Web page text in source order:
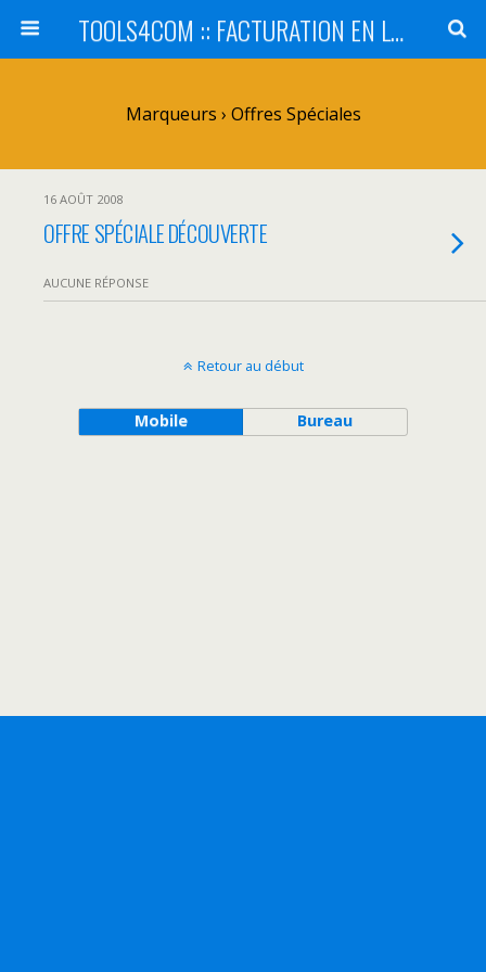
TOOLS4COM :: FACTURATION EN LIGNE - SaaS
Marqueurs › Offres Spéciales
16 AOÛT 2008
OFFRE SPÉCIALE DÉCOUVERTE
AUCUNE RÉPONSE
Retour au début
Mobile Bureau